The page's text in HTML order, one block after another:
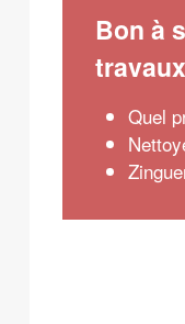
Bon à
travaux
Quel